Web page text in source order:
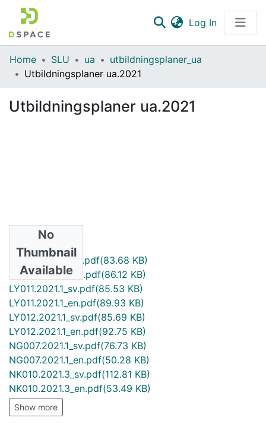
Log In(current)
Communities & Collections
All of DSpace
Statistics
Home SLU ua
utbildningsplaner_ua
Utbildningsplaner ua.2021
Utbildningsplaner ua.2021
No
Thumbnail
Available
LM010.2021.1_sv.pdf(83.68 KB)
LM010.2021.1_en.pdf(86.12 KB)
LY011.2021.1_sv.pdf(85.53 KB)
LY011.2021.1_en.pdf(89.93 KB)
LY012.2021.1_sv.pdf(85.69 KB)
LY012.2021.1_en.pdf(92.75 KB)
NG007.2021.1_sv.pdf(76.73 KB)
NG007.2021.1_en.pdf(50.28 KB)
NK010.2021.3_sv.pdf(112.81 KB)
NK010.2021.3_en.pdf(53.49 KB)
Show more